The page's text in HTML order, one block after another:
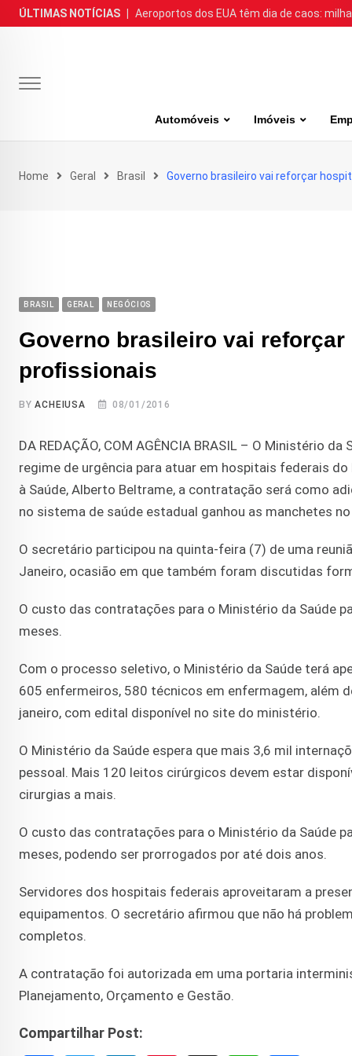
Skip
to
ÚLTIMAS NOTÍCIAS Aeroportos dos EUA têm dia de caos:
Automóveis Imóveis
Home Geral Brasil Governo brasileiro vai reforçar
BRASIL GERAL NEGÓCIOS
Governo brasileiro vai
profissionais
BYACHEIUSA 08/01/2016
DA REDAÇÃO, COM AGÊNCIA BRASIL – O Ministério
regime de urgência para atuar em hospitais federais
à Saúde, Alberto Beltrame, a contratação será como
no sistema de saúde estadual ganhou as manchetes
O secretário participou na quinta-feira (7) de uma
Janeiro, ocasião em que também foram discutidas
O custo das contratações para o Ministério da Saúde
meses.
Com o processo seletivo, o Ministério da Saúde terá
605 enfermeiros, 580 técnicos em enfermagem, além
janeiro, com edital disponível no site do ministério.
O Ministério da Saúde espera que mais 3,6 mil
pessoal. Mais 120 leitos cirúrgicos devem estar
cirurgias a mais.
O custo das contratações para o Ministério da Saúde
meses, podendo ser prorrogados por até dois anos.
Servidores dos hospitais federais aproveitaram a
equipamentos. O secretário afirmou que não há
completos.
A contratação foi autorizada em uma portaria
Planejamento, Orçamento e Gestão.
Compartilhar Post: